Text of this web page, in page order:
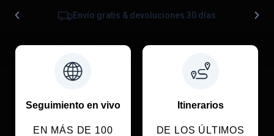
Envío gratis & devoluciones 30 días
Seguimiento en vivo
EN MÁS DE 100
Itinerarios
DE LOS ÚLTIMOS